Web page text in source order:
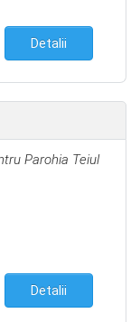
Detalii
Parohia Teiul
Detalii